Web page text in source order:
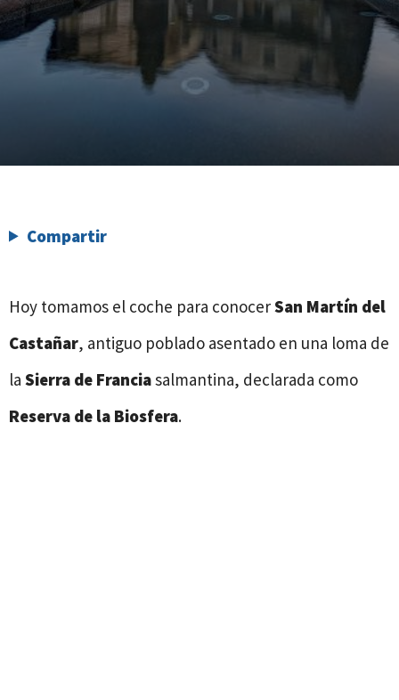
Compartir
Hoy tomamos el coche para conocerSan Martín del
Castañar, antiguo poblado asentado en una loma de
la Sierra de Franciasalmantina, declarada como
Reserva de la Biosfera.